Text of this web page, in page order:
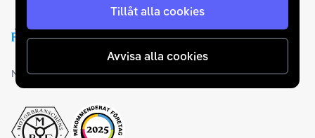
Tillåt alla cookies
Avvisa alla cookies
Medlemskap och utmärkelser